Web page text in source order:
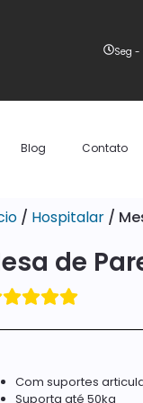
Seg -
Blog Contato
/ Hospitalar /
de
Com suportes
Suporta até 50kg